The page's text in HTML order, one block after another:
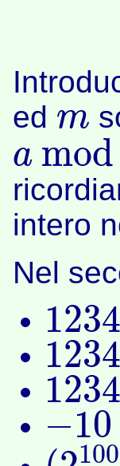
ed m
m
a mod
amo dm
intero
Nel
−10
od 7